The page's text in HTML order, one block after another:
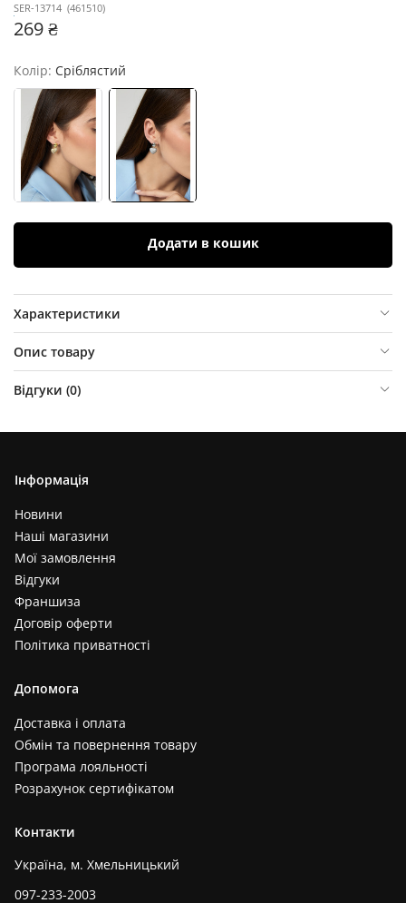
SER-13714 (461510)
269 ₴
Колір: Сріблястий
Додати в кошик
Характеристики
Опис товару
Відгуки (0)
Інформація
Новини
Наші магазини
Мої замовлення
Відгуки
Франшиза
Договір оферти
Політика приватності
Допомога
Доставка і оплата
Обмін та повернення товару
Програма лояльності
Розрахунок сертифікатом
Контакти
Україна, м. Хмельницький
097-233-2003